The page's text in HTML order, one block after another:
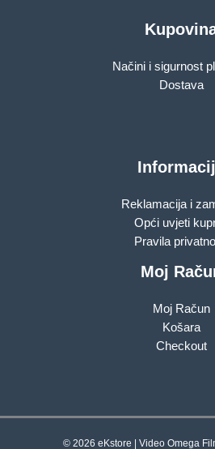
Načini i sigurnost
Dostava
Reklamacija i
Opći uvjeti
Pravila
Moj
Moj Račun
Košara
Checkout
© 2026 eKstore | Video Omega